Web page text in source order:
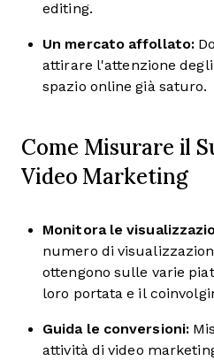
editing.
Un mercato affollato:
attirare l'attenzione
spazio online già saturo.
Come Misurare il
Video Marketing
Monitora le
numero di
ottengono sulle varie
loro portata e il
Guida le conversioni:
attività di video